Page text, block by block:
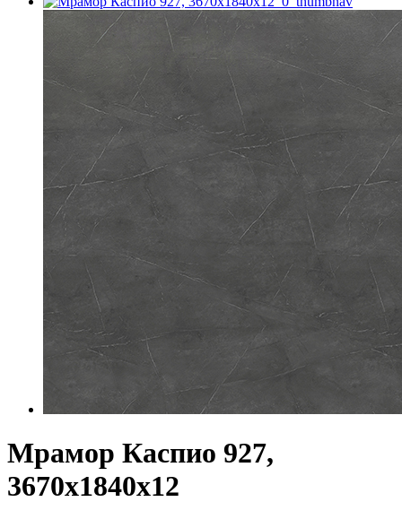
Мрамор Каспио 927,
3670х1840х12